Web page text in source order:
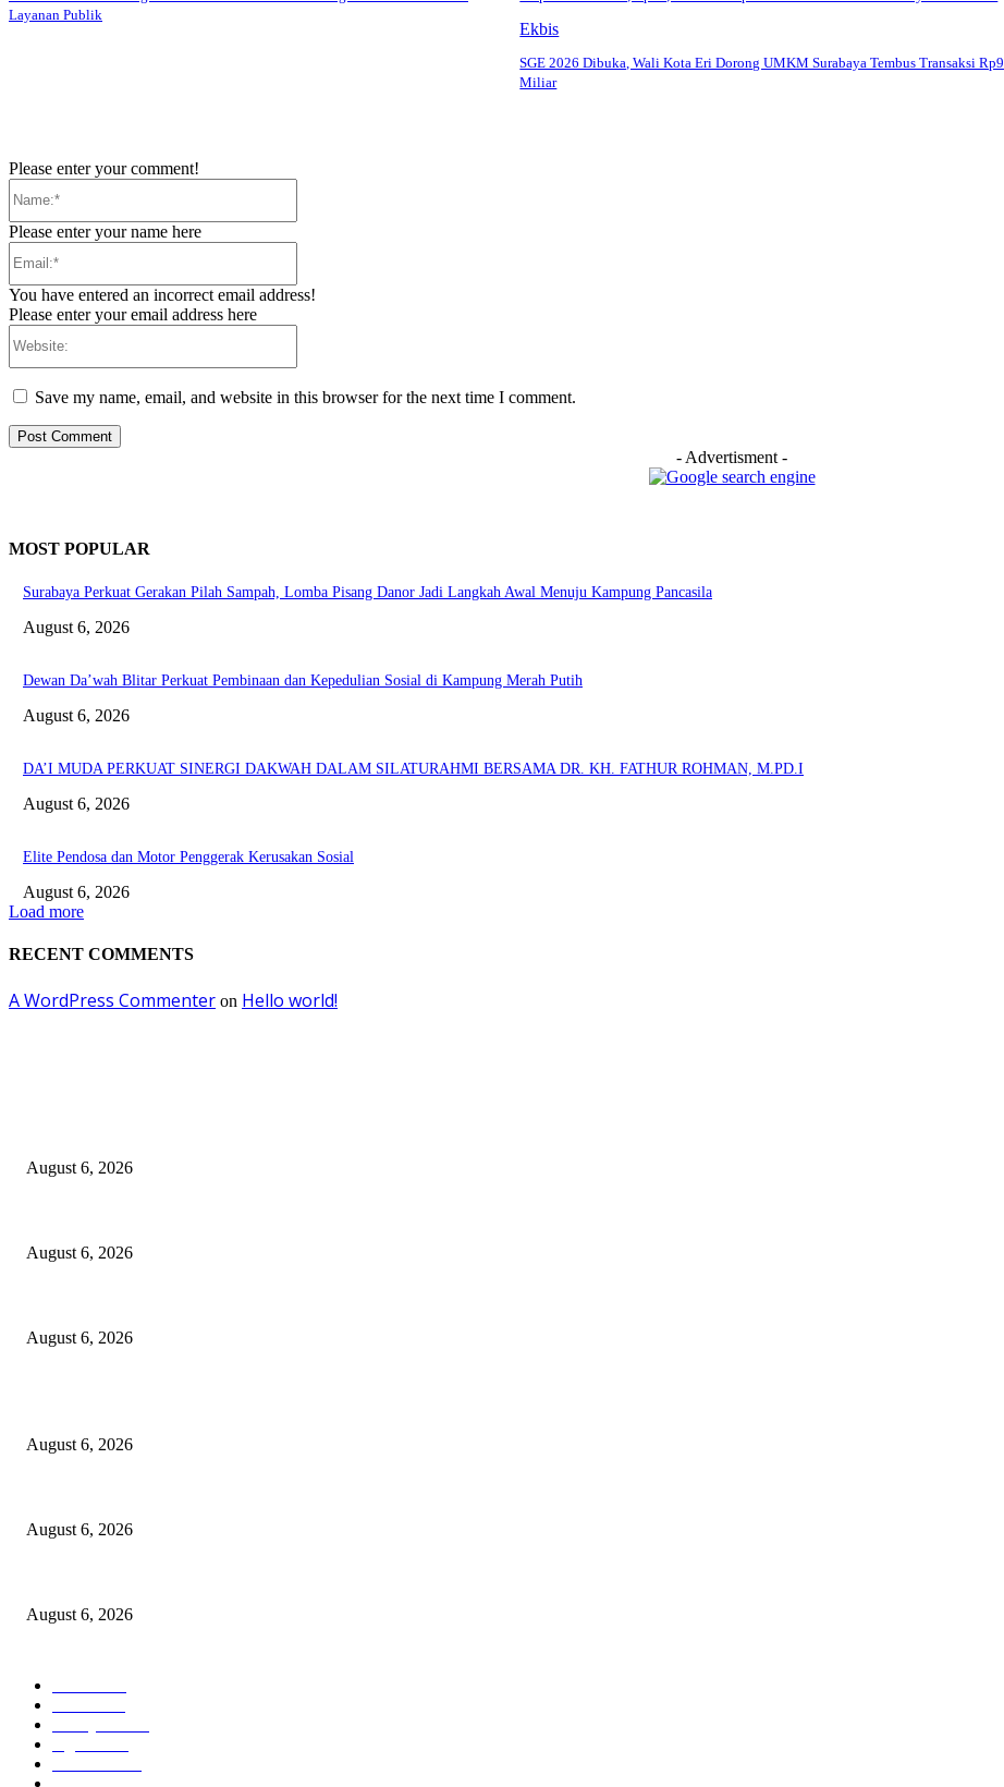
Layanan Publik
Ekbis
SGE 2026 Dibuka, Wali Kota Eri Dorong UMKM Surabaya Tembus Transaksi Rp9
Miliar
Please enter your comment!
Please enter your name here
You have entered an incorrect email address!
Please enter your email address here
Save my name, email, and website in this browser for the next time I comment.
- Advertisment -
MOST POPULAR
Surabaya Perkuat Gerakan Pilah Sampah, Lomba Pisang Danor Jadi Langkah Awal Menuju Kampung Pancasila
August 6, 2026
Dewan Da’wah Blitar Perkuat Pembinaan dan Kepedulian Sosial di Kampung Merah Putih
August 6, 2026
DA’I MUDA PERKUAT SINERGI DAKWAH DALAM SILATURAHMI BERSAMA DR. KH. FATHUR ROHMAN, M.PD.I
August 6, 2026
Elite Pendosa dan Motor Penggerak Kerusakan Sosial
August 6, 2026
Load more
RECENT COMMENTS
A WordPress Commenter on Hello world!
August 6, 2026
August 6, 2026
August 6, 2026
August 6, 2026
August 6, 2026
August 6, 2026